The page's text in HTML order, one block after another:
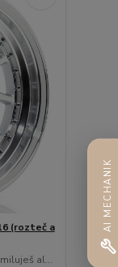
(rozteč a
al...
AI MECHANIK